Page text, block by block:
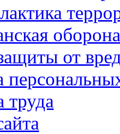
оборона
от
труда